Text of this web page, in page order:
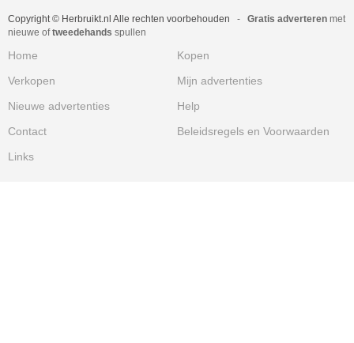
Copyright © Herbruikt.nl Alle rechten voorbehouden - Gratis adverteren met
nieuwe oftweedehands spullen
Home
Kopen
Verkopen
Mijn advertenties
Nieuwe advertenties
Help
Contact
Beleidsregels en Voorwaarden
Links